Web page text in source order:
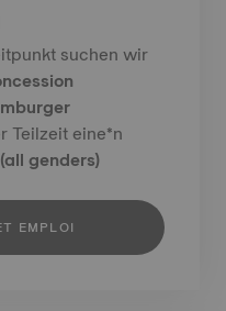
suchen wir
Teilzeit eine*n
genders)
EMPLOI